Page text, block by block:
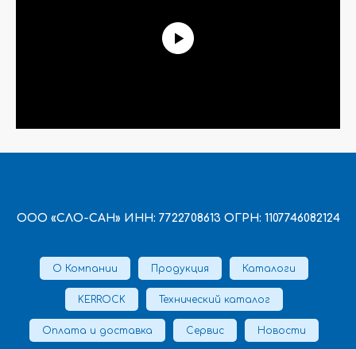
ООО «СЛО-САН» ИНН: 7722708613 ОГРН: 1107746082124
О Компании Продукция Каталоги
KERROCK Технический каталог
Оплата и доставка Сервис Новости